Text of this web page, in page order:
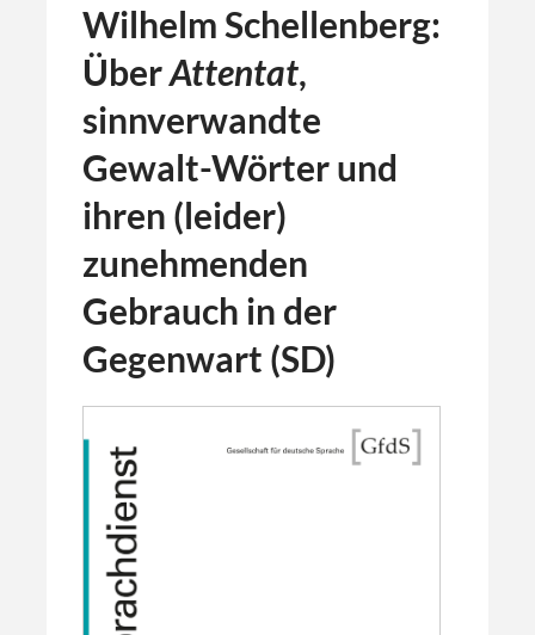
Wilhelm Schellenberg:
ÜberAttentat,
sinnverwandte
Gewalt-Wörter und
ihren (leider)
zunehmenden
Gebrauch in der
Gegenwart (SD)